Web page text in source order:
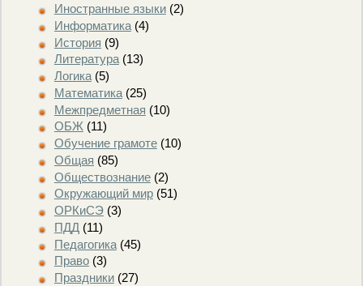
Иностранные языки(2)
Информатика(4)
История (9)
Литература(13)
Логика(5)
Математика(25)
Межпредметная (10)
ОБЖ (11)
Обучение грамоте(10)
Общая (85)
Обществознание(2)
Окружающий мир(51)
ОРКиСЭ(3)
ПДД (11)
Педагогика(45)
Право(3)
Праздники(27)